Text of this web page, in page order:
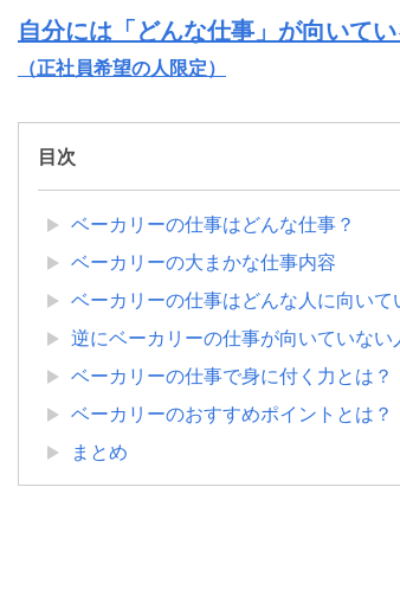
自分には「どんな仕事」が向いて
（正社員希望の人限定）
目次
ベーカリーの仕事はどんな仕事？
ベーカリーの大まかな仕事内容
ベーカリーの仕事はどんな人に向いて
逆にベーカリーの仕事が向いていない
ベーカリーの仕事で身に付く力とは？
ベーカリーのおすすめポイントとは？
まとめ